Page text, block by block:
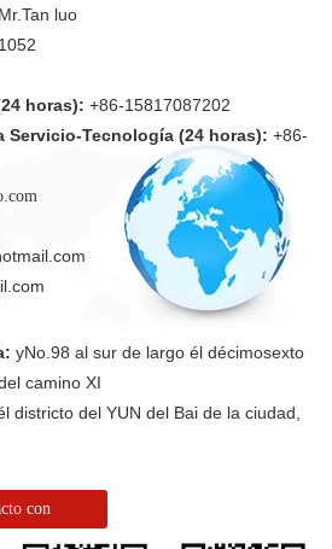
Mr.Tan luo
horas): +86-15817087202
Servicio-Tecnología (24 horas): +86-
yNo.98 al sur de largo él décimosexto
camino XI
districto del YUN del Bai de la ciudad,
con